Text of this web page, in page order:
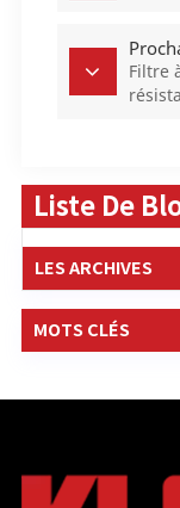
Filtre
Liste De
LES ARCHIVES
MOTS CLÉS